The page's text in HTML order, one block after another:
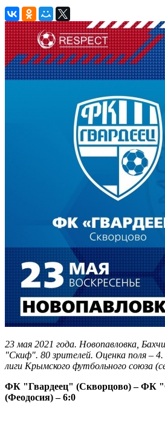
23 мая 2021 года. Новопавловка,
"Скиф". 80 зрителей. Оценка поля –
лиги Крымского футбольного союза
ФК "Гвардеец" (Скворцово) – ФК
(Феодосия) – 6:0